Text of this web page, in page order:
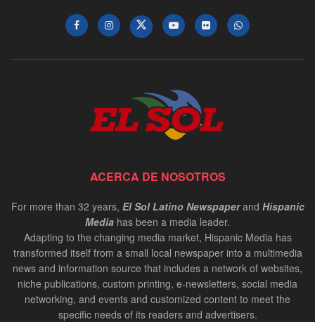
ACERCA DE NOSOTROS
For more than 32 years, El Sol Latino Newspaperand Hispanic
Media has been a media leader.
Adapting to the changing media market, Hispanic Media has
transformed itself from a small local newspaper into a multimedia
news and information source that includes a network of websites,
niche publications, custom printing, e-newsletters, social media
networking, and events and customized content to meet the
specific needs of its readers and advertisers.